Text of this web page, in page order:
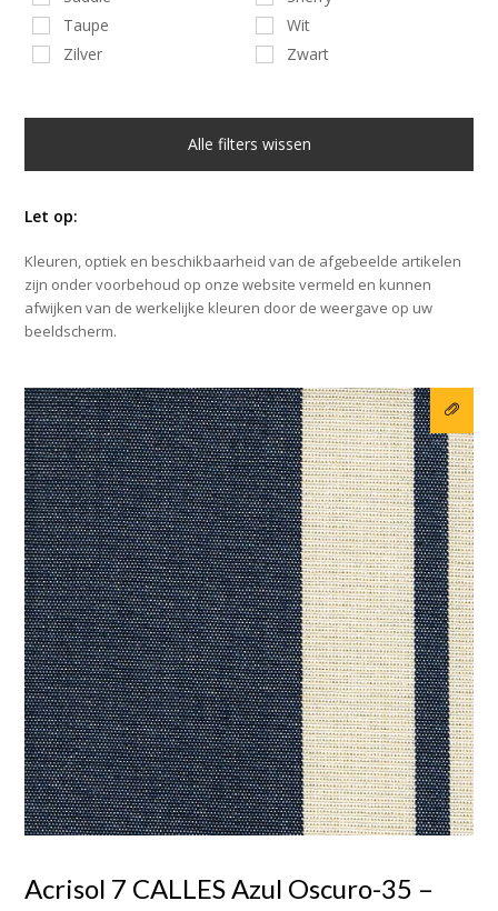
Taupe
Wit
Zilver
Zwart
Alle filters wissen
Let op:
Kleuren, optiek en beschikbaarheid van de afgebeelde artikelen
zijn onder voorbehoud op onze website vermeld en kunnen
afwijken van de werkelijke kleuren door de weergave op uw
beeldscherm.
Acrisol 7 CALLES Azul Oscuro-35 –